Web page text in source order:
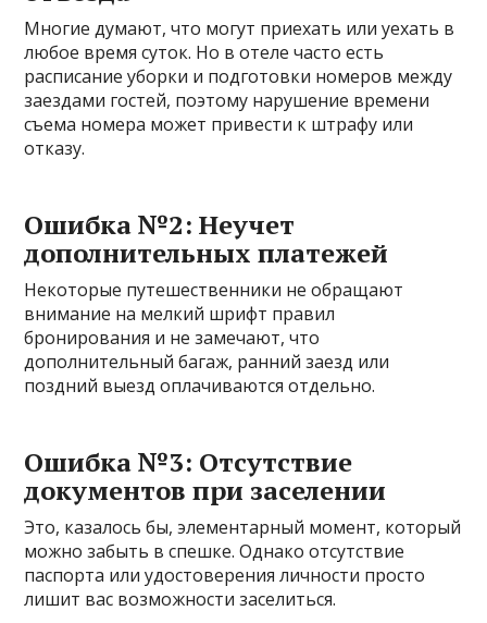
Многие думают, что могут приехать или уехать в
любое время суток. Но в отеле часто есть
расписание уборки и подготовки номеров между
заездами гостей, поэтому нарушение времени
съема номера может привести к штрафу или
отказу.
Ошибка №2: Неучет
дополнительных платежей
Некоторые путешественники не обращают
внимание на мелкий шрифт правил
бронирования и не замечают, что
дополнительный багаж, ранний заезд или
поздний выезд оплачиваются отдельно.
Ошибка №3: Отсутствие
документов при заселении
Это, казалось бы, элементарный момент, который
можно забыть в спешке. Однако отсутствие
паспорта или удостоверения личности просто
лишит вас возможности заселиться.